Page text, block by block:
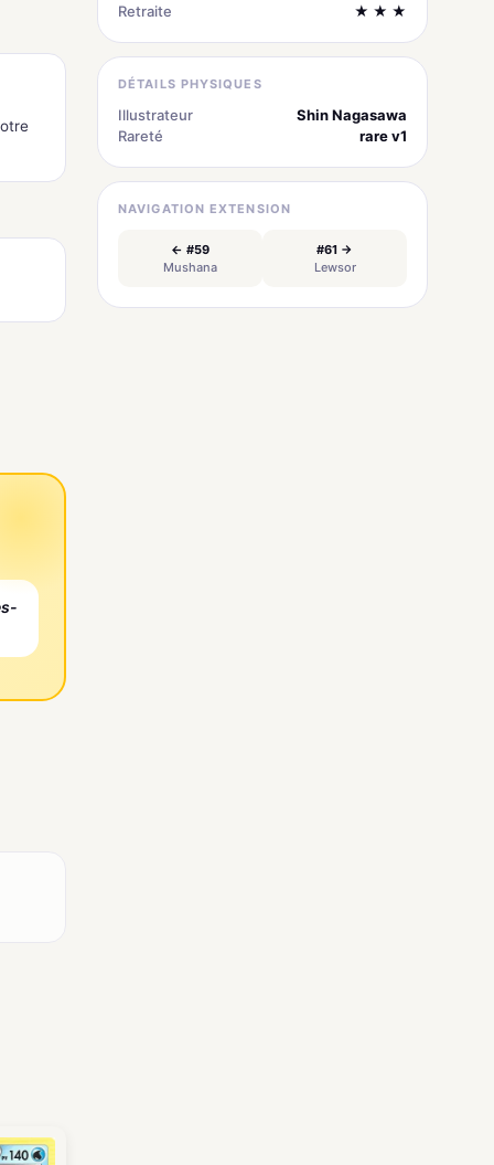
Retraite
★ ★ ★
DÉTAILS PHYSIQUES
Illustrateur
Shin Nagasawa
Rareté
rare v1
NAVIGATION EXTENSION
← #59
Mushana
#61 →
Lewsor